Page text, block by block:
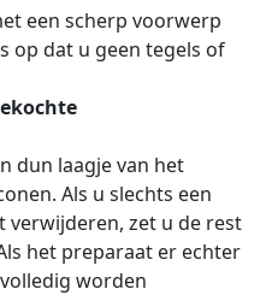
een scherp voorwerp
op dat u geen tegels of
dun laagje van het
Als u slechts een
verwijderen, zet u de rest
het preparaat er echter
worden